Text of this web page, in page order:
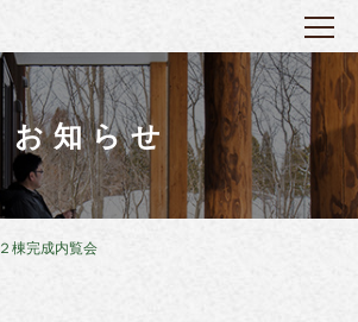
お知らせ
２棟完成内覧会